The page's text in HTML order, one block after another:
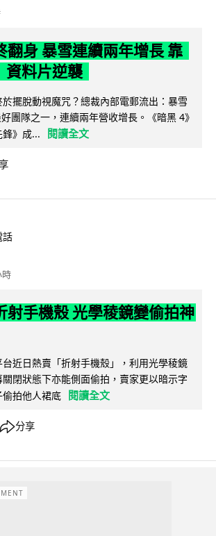
翻身 暴雪連續兩年增長 靠
資料片逆襲
擺脫動視魔咒？總裁內部電郵流出：暴雪
團隊之一，連續兩年營收增長。《暗黑 4》
》成...
閱讀全文
話
時
射手機殼 光學稜鏡變偷拍神
近日熱賣「折射手機殼」，利用光學稜鏡
閉狀態下亦能側面偷拍，賣家更以暗示字
拍他人裙底 閱讀全文
分享